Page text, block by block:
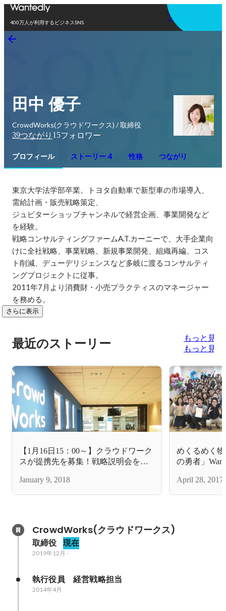
400万人が利用するビジネスSNS
アプリを使う
田中 優子
CrowdWorks(クラウドワークス) / 取締役
39つながり 15フォロワー
プロフィール ストーリー 4 性格 つながり
東京大学法学部卒業。トヨタ自動車で新型車の市場導入、
需給計画・販売戦略策定、
ジュピターショップチャンネルで経営企画、事業開発など
を経験。
戦略コンサルティングファームA.T.カーニーで、大手企業向
けに全社戦略、事業戦略、新規事業開発、組織再編、コス
ト削減、デューデリジェンスなど多岐に渡るコンサルティ
ングプロジェクトに従事。
2011年7月より消費財・小売プラクティスのマネージャー
を務める。
さらに表示
最近のストーリー
もっと見る
もっと見る
【1月16日15：00～】クラウドワーク
スが提携先を募集！戦略説明会を開
January 9, 2018
めくるめく
の勇者」
April 28, 2017
CrowdWorks(クラウドワークス)
取締役 現在
2019年12月 -
執行役員　経営戦略担当
2014年4月